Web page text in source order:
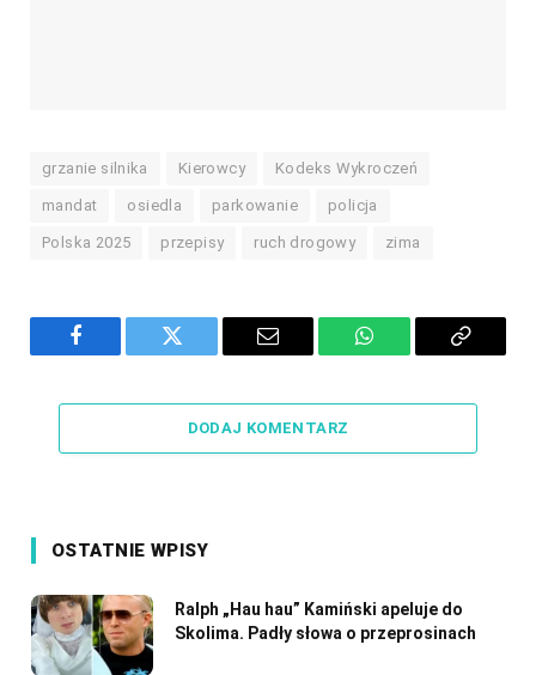
grzanie silnika Kierowcy Kodeks Wykroczeń
mandat osiedla parkowanie policja
Polska 2025 przepisy ruch drogowy zima
Facebook Twitter Email WhatsAppCopy
DODAJ KOMENTARZ
OSTATNIE WPISY
Ralph „Hau hau” Kamiński apeluje do
Skolima. Padły słowa o przeprosinach